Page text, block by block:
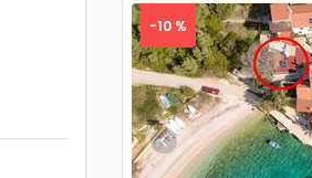
Previous
-10 %